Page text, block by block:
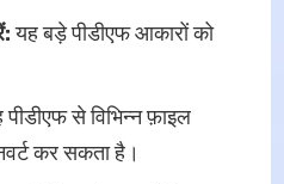
यह बड़े पीडीएफ आकारों को
पीडीएफ से विभिन्न फ़ाइल
कर सकता है।